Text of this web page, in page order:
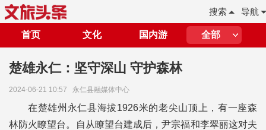
导航
搜索
首页 文化 国内游 全部
楚雄永仁：坚守深山 守护森林
2024-06-21 10:57 永仁县融媒体中心
在楚雄州永仁县海拔1926米的老尖山顶上，有一座森
林防火瞭望台。自从瞭望台建成后，尹宗福和李翠丽这对夫